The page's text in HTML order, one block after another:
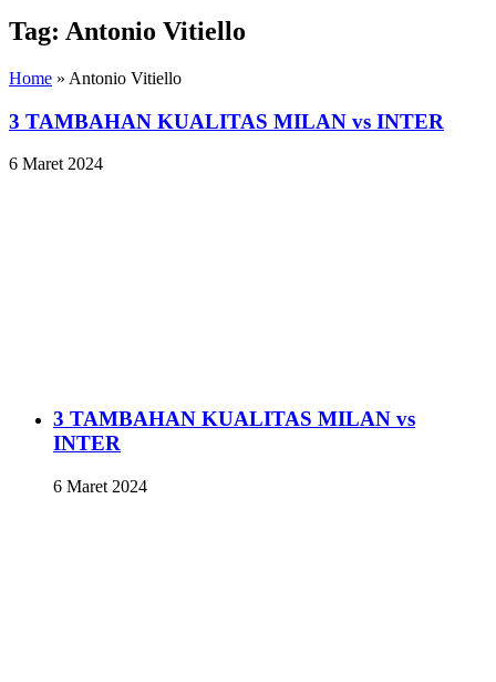
Tag: Antonio Vitiello
Home » Antonio Vitiello
3 TAMBAHAN KUALITAS MILAN vs INTER
6 Maret 2024
3 TAMBAHAN KUALITAS MILAN vs
INTER
6 Maret 2024